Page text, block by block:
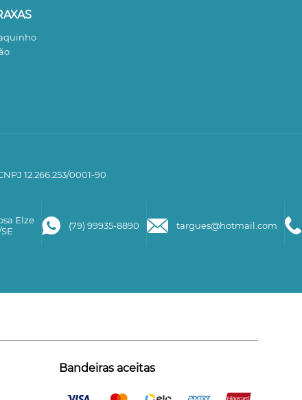
12.266.253/0001-90
Elze
(79) 99935-8890 targues@hotmail.com
Bandeiras aceitas